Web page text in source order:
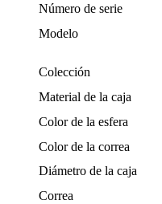
Número de serie
Modelo
Colección
Material de la caja
Color de la esfera
Color de la correa
Diámetro de la caja
Correa